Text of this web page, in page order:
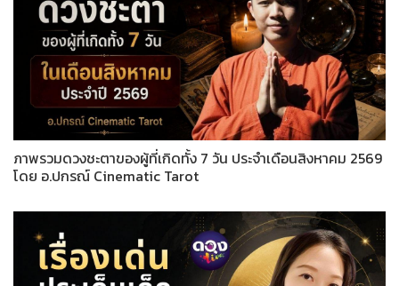
ภาพรวมดวงชะตาของผู้ที่เกิดทั้ง 7 วัน ประจำเดือนสิงหาคม 2569
โดย อ.ปกรณ์ Cinematic Tarot